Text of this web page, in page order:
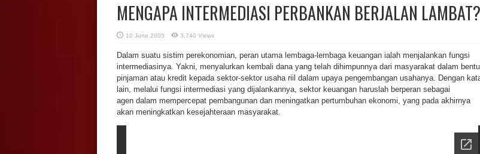
MENGAPA INTERMEDIASI PERBANKAN BERJALAN LAMBAT?
10 June 2005 3,740 Views
Dalam suatu sistim perekonomian, peran utama lembaga-lembaga keuangan ialah menjalankan fungsi
intermediasinya. Yakni, menyalurkan kembali dana yang telah dihimpunnya dari masyarakat dalam
pinjaman atau kredit kepada sektor-sektor usaha riil dalam upaya pengembangan usahanya. Dengan
lain, melalui fungsi intermediasi yang dijalankannya, sektor keuangan haruslah berperan sebagai
agen dalam mempercepat pembangunan dan meningatkan pertumbuhan ekonomi, yang pada akhirnya
akan meningkatkan kesejahteraan masyarakat.